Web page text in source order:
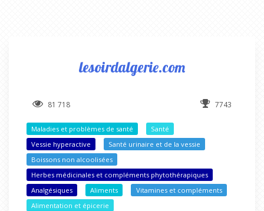
lesoirdalgerie.com
81 718 7743
Maladies et problèmes de santé
Santé
Vessie hyperactive
Santé urinaire et de la vessie
Boissons non alcoolisées
Herbes médicinales et compléments phytothérapiques
Analgésiques
Aliments
Vitamines et compléments
Alimentation et épicerie